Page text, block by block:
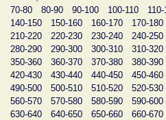
70-80
80-90 90-100 100-110
140-150
150-160 160-170 170-180
210-220
220-230 230-240 240-250
280-290
290-300 300-310 310-320
350-360
360-370 370-380 380-390
420-430
430-440 440-450 450-460
490-500
500-510 510-520 520-530
560-570
570-580 580-590 590-600
630-640
640-650 650-660 660-670